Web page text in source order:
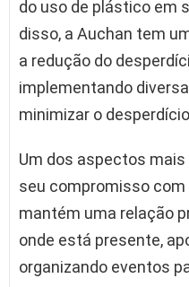
do uso de plástico em
disso, a Auchan tem
a redução do
implementando
minimizar o
Um dos aspectos
seu compromisso
mantém uma relação
onde está presente,
organizando eventos